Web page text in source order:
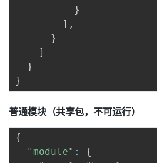
}
] ,
}
]
}
}
普通模块（共享包，不可运行）
{
"module" :
{